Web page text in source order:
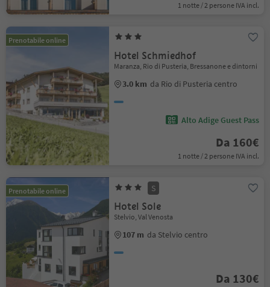
1 notte / 2 persone IVA incl.
Prenotabile online
Hotel Schmiedhof
Maranza, Rio di Pusteria, Bressanone e dintorni
3.0 km da Rio di Pusteria centro
Alto Adige Guest Pass
Da 160€
1 notte / 2 persone IVA incl.
Prenotabile online S
Hotel Sole
Stelvio, Val Venosta
107 m da Stelvio centro
Da 130€